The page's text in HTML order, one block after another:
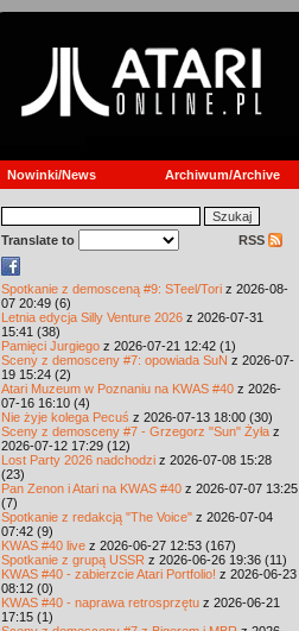
Nowinki/News Archiwum/Archive
Translate to RSS
Spotkanie z demosceną #9: STeel/Tori z 2026-08-
07 20:49 (6)
Letnia edycja Silly Venture 2026 z 2026-07-31
15:41 (38)
Pamięci Jurgiego z 2026-07-21 12:42 (1)
Sceny z demosceny #7: opowiada SuN z 2026-07-
19 15:24 (2)
Atari Muzeum w Poznaniu na KWAS #40 z 2026-
07-16 16:10 (4)
Nie żyje kolega Pecuś z 2026-07-13 18:00 (30)
Sceny z demosceny #7 - Grzegorz "Sun" Żyła z
2026-07-12 17:29 (12)
Lost Party 2026 nadchodzi z 2026-07-08 15:28
(23)
Pan Zenon i Atari na KWAS #40 z 2026-07-07 13:25
(7)
Spotkanie z redakcją "The Voice" z 2026-07-04
07:42 (9)
KWAS #40 live z 2026-06-27 12:53 (167)
Spotkanie z grupą USSR z 2026-06-26 19:36 (11)
KWAS #40 - zabierzcie Atari Portfolio! z 2026-06-23
08:12 (0)
KWAS #40 - naprawa retrosprzętu z 2026-06-21
17:15 (1)